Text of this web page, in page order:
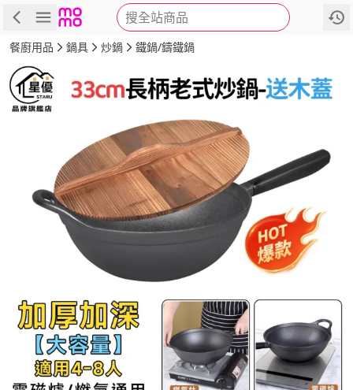
搜全站商品
商品 評價 詳情
餐廚用品 鍋具 炒鍋 鐵鍋/鑄鐵鍋